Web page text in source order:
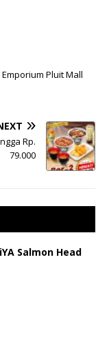
Pluit Mall
Rp.
79.000
Salmon Head